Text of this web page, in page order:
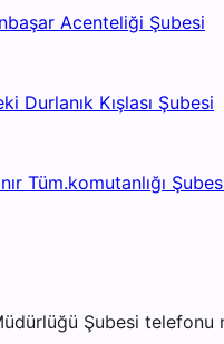
Acenteliği Şubesi
Durlanık Kışlası Şubesi
Tüm.komutanlığı
Şubesi telefonu